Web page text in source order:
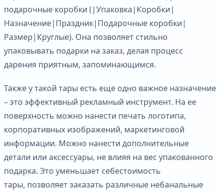
подарочные коробки (|Упаковка|Коробки|
Назначение|Праздник|Подарочные коробки|
Размер|Круглые). Она позволяет стильно
упаковывать подарки на заказ, делая процесс
дарения приятным, запоминающимся.
Также у такой тары есть еще одно важное назначение
– это эффективный рекламный инструмент. На ее
поверхность можно нанести печать логотипа,
корпоративных изображений, маркетинговой
информации. Можно нанести дополнительные
детали или аксессуары, не влияя на вес упакованного
подарка. Это уменьшает себестоимость
тары, позволяет заказать различные небанальные